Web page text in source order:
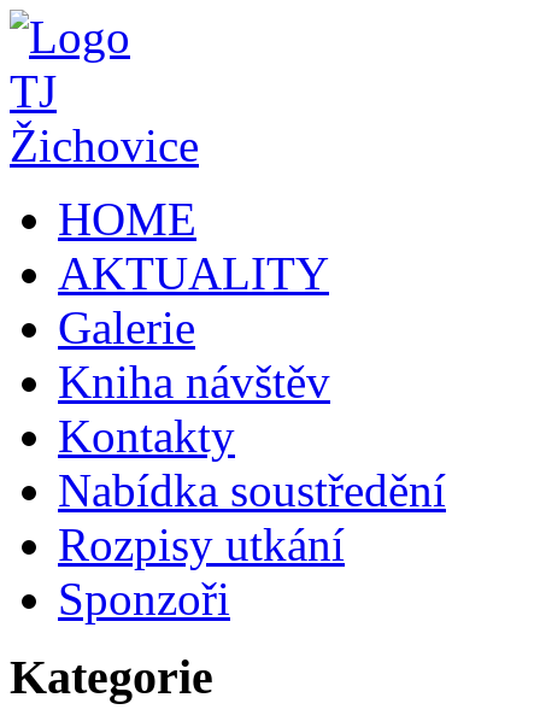
HOME
AKTUALITY
Galerie
Kniha návštěv
Kontakty
Nabídka soustředění
Rozpisy utkání
Sponzoři
Kategorie